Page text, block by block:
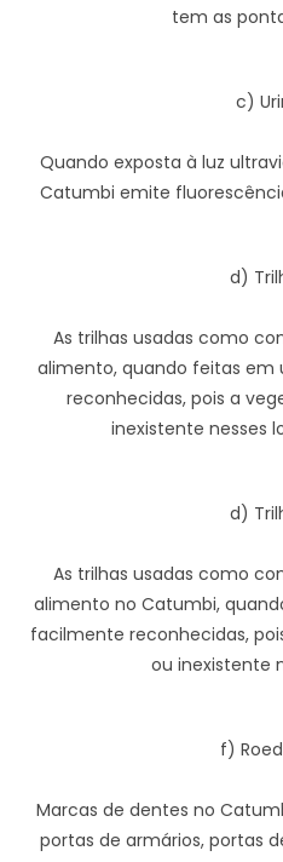
tem as
c)
Quando exposta à luz
Catumbi emite
d)
As trilhas usadas como
alimento, quando feitas em
reconhecidas, pois a
inexistente nesses
d)
As trilhas usadas como
alimento no Catumbi,
facilmente reconhecidas,
ou inexistente
f)
Marcas de dentes no
portas de armários, portas